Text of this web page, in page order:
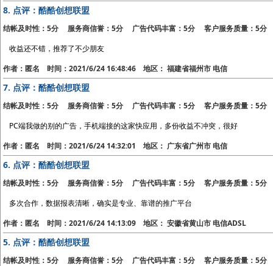
8. 点评：酷酷创想联盟
结帐及时性：5分 服务商信誉：5分 广告代码丰富：5分 客户服务质量：5分
收益还不错，推荐了不少朋友
作者：匿名 时间：2021/6/24 16:48:46 地区： 福建省福州市 电信
7. 点评：酷酷创想联盟
结帐及时性：5分 服务商信誉：5分 广告代码丰富：5分 客户服务质量：5分
PC端我做的别的广告，手机端接的这家快应用，多份收益不冲突，很好
作者：匿名 时间：2021/6/24 14:32:01 地区： 广东省广州市 电信
6. 点评：酷酷创想联盟
结帐及时性：5分 服务商信誉：5分 广告代码丰富：5分 客户服务质量：5分
多次合作，数据报表清晰，确实是专业、靠谱的推广平台
作者：匿名 时间：2021/6/24 14:13:09 地区： 安徽省黄山市 电信ADSL
5. 点评：酷酷创想联盟
结帐及时性：5分 服务商信誉：5分 广告代码丰富：5分 客户服务质量：5分